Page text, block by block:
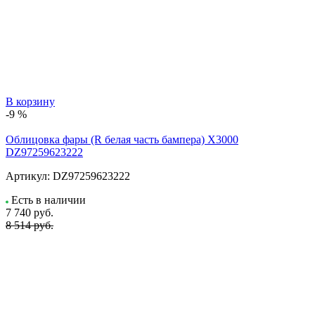
В корзину
-9 %
Облицовка фары (R белая часть бампера) X3000
DZ97259623222
Артикул: DZ97259623222
Есть в наличии
7 740 руб.
8 514 руб.